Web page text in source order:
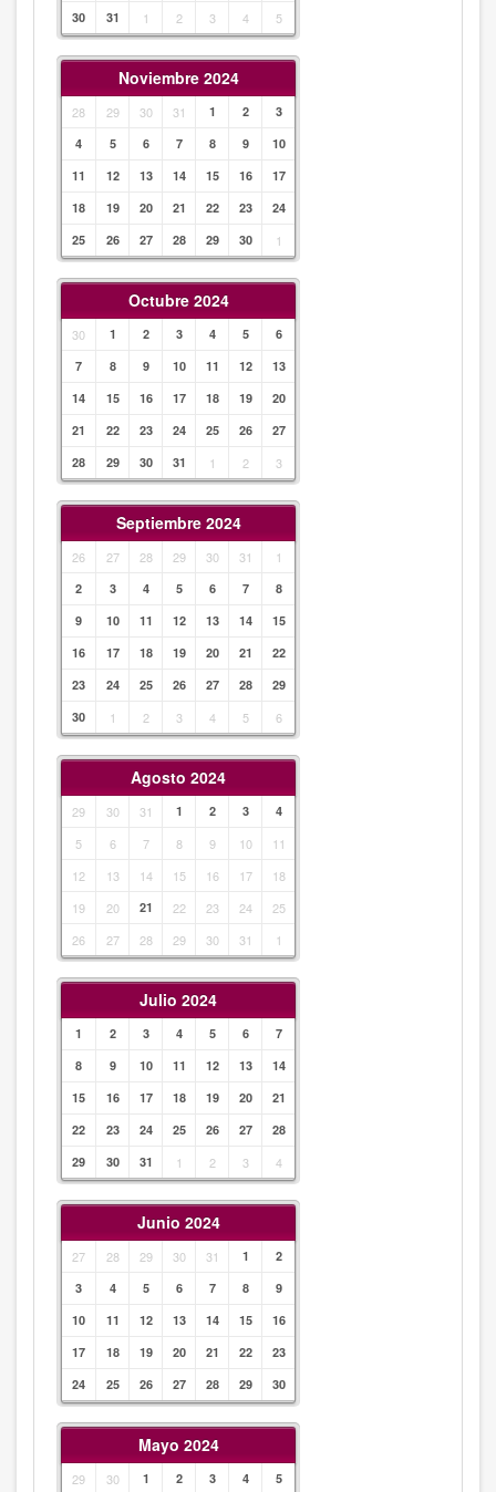
30
31 1 2 3 4 5
Noviembre 2024
28 29 30 31 1 2
3
4
5 6 7 8 9
10
11
12 13 14 15 16
17
18
19 20 21 22 23
24
25
26 27 28 29 30 1
Octubre 2024
30 1 2 3 4 5
6
7
8 9 10 11 12
13
14
15 16 17 18 19
20
21
22 23 24 25 26
27
28
29 30 31 1 2 3
Septiembre 2024
26 27 28 29 30 31 1
2 3 4 5 6 7
8
9
10 11 12 13 14
15
16
17 18 19 20 21
22
23
24 25 26 27 28
29
30
1 2 3 4 5 6
Agosto 2024
29 30 31 1 2 3 4
5 6 7 8 9 10
11
12
13 14 15 16 17
18
19
20 21 22 23 24
25
26
27 28 29 30 31 1
Julio 2024
1 2 3 4 5 6
7
8
9 10 11 12 13
14
15
16 17 18 19 20
21
22
23 24 25 26 27
28
29
30 31 1 2 3 4
Junio 2024
27 28 29 30 31 1
2
3
4 5 6 7 8
9
10
11 12 13 14 15
16
17
18 19 20 21 22
23
24
25 26 27 28 29 30
Mayo 2024
29 30 1 2 3 4
5